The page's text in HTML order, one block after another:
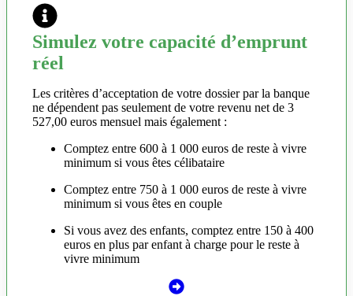
Simulez votre capacité d’emprunt
réel
Les critères d’acceptation de votre dossier par la banque
ne dépendent pas seulement de votre revenu net de 3
527,00 euros mensuel mais également :
Comptez entre 600 à 1 000 euros de reste à vivre
minimum si vous êtes célibataire
Comptez entre 750 à 1 000 euros de reste à vivre
minimum si vous êtes en couple
Si vous avez des enfants, comptez entre 150 à 400
euros en plus par enfant à charge pour le reste à
vivre minimum